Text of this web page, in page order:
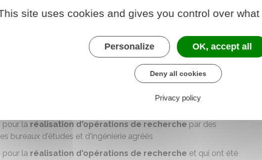
affectés aux opérations de recherche et développement
rémunération supplémentaire
sociales
sur les périodes durant lesquelles les salariés ont
officielles de normalisation
de défense (émoluments des avocats, expert judiciaire, frais de
en lien avec les opérations de recherche
pour la réalisation d'opérations de recherche par des
bureaux d'études et d'ingénierie agréés
pour la réalisation d'opérations de recherche et qui ont été
site uses cookies and gives you control over
Personalize OK, accept all
Deny all cookies
Privacy policy